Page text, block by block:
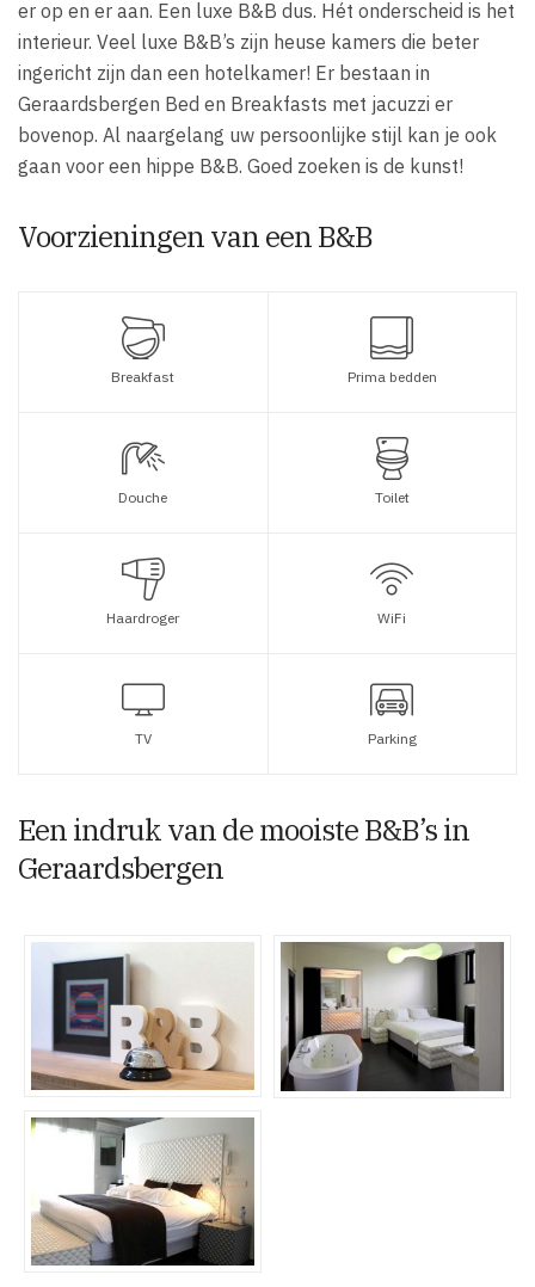
er op en er aan. Een luxe B&B dus. Hét onderscheid is het
interieur. Veel luxe B&B’s zijn heuse kamers die beter
ingericht zijn dan een hotelkamer! Er bestaan in
Geraardsbergen Bed en Breakfasts met jacuzzi er
bovenop. Al naargelang uw persoonlijke stijl kan je ook
gaan voor een hippe B&B. Goed zoeken is de kunst!
Voorzieningen van een B&B
Breakfast Prima bedden
Douche Toilet
Haardroger WiFi
TV Parking
Een indruk van de mooiste B&B’s in
Geraardsbergen